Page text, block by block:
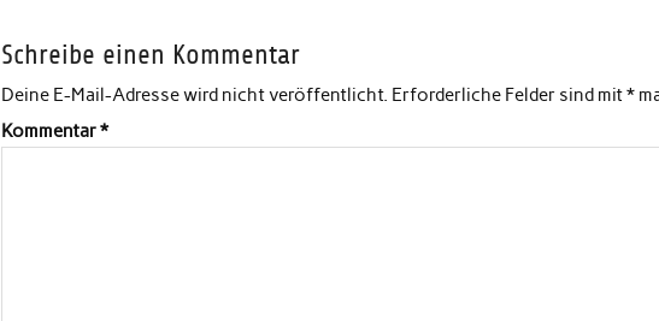
Schreibe einen Kommentar
Deine E-Mail-Adresse wird nicht veröffentlicht. Erforderliche Felder sind mit*
Kommentar*